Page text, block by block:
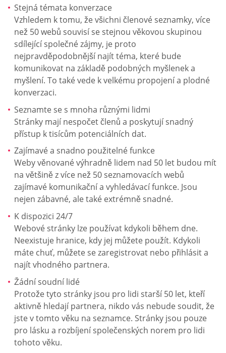
Stejná témata konverzace
Vzhledem k tomu, že všichni členové seznamky, více
než 50 webů souvisí se stejnou věkovou skupinou
sdílející společné zájmy, je proto
nejpravděpodobnější najít téma, které bude
komunikovat na základě podobných myšlenek a
myšlení. To také vede k velkému propojení a plodné
konverzaci.
Seznamte se s mnoha různými lidmi
Stránky mají nespočet členů a poskytují snadný
přístup k tisícům potenciálních dat.
Zajímavé a snadno použitelné funkce
Weby věnované výhradně lidem nad 50 let budou mít
na většině z více než 50 seznamovacích webů
zajímavé komunikační a vyhledávací funkce. Jsou
nejen zábavné, ale také extrémně snadné.
K dispozici 24/7
Webové stránky lze používat kdykoli během dne.
Neexistuje hranice, kdy jej můžete použít. Kdykoli
máte chuť, můžete se zaregistrovat nebo přihlásit a
najít vhodného partnera.
Žádní soudní lidé
Protože tyto stránky jsou pro lidi starší 50 let, kteří
aktivně hledají partnera, nikdo vás nebude soudit, že
jste v tomto věku na seznamce. Stránky jsou pouze
pro lásku a rozbíjení společenských norem pro lidi
tohoto věku.